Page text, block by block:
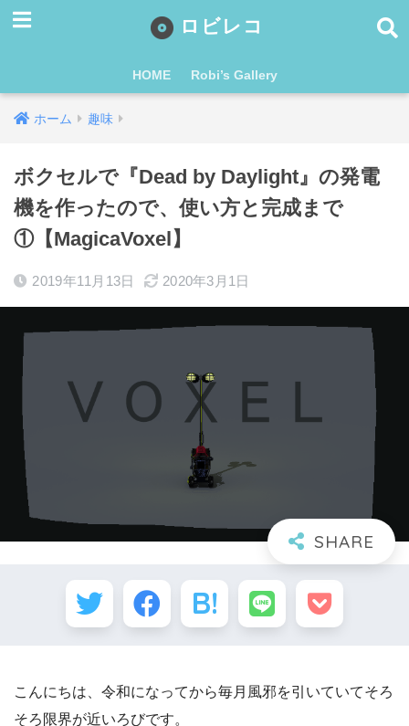
ロビレコ
HOME Robi’s Gallery
ホーム 趣味
ボクセルで『Dead by Daylight』の発電
機を作ったので、使い方と完成まで
①【MagicaVoxel】
2019年11月13日 2020年3月1日
こんにちは、令和になってから毎月風邪を引いていてそろ
そろ限界が近いろびです。